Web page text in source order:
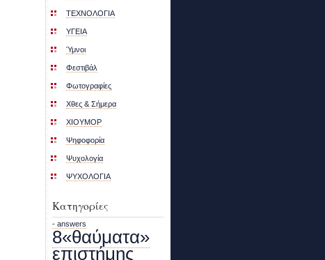
ΤΕΧΝΟΛΟΓΙΑ
ΥΓΕΙΑ
Ύμνοι
Φεστιβάλ
Φωτογραφίες
Χθες & Σήμερα
ΧΙΟΥΜΟΡ
Ψηφοφορία
Ψυχολογία
ΨΥΧΟΛΟΓΙΑ
Κατηγορίες
- answers
8«θαύματα»
επιστήμης